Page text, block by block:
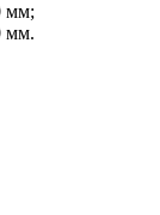
мм;
мм.